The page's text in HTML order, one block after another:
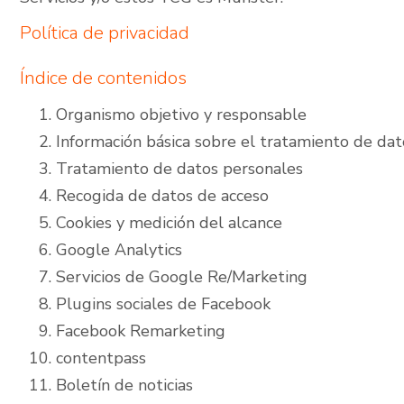
Política de privacidad
Índice de contenidos
Organismo objetivo y responsable
Información básica sobre el tratamiento de
Tratamiento de datos personales
Recogida de datos de acceso
Cookies y medición del alcance
Google Analytics
Servicios de Google Re/Marketing
Plugins sociales de Facebook
Facebook Remarketing
contentpass
Boletín de noticias